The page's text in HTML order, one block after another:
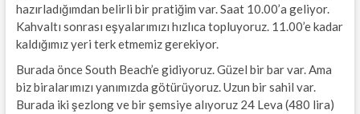
hazırladığımdan belirli bir pratiğim var. Saat 10.00’a geliyor.
Kahvaltı sonrası eşyalarımızı hızlıca topluyoruz. 11.00’e kadar
kaldığımız yeri terk etmemiz gerekiyor.
Burada önce South Beach’e gidiyoruz. Güzel bir bar var. Ama
biz biralarımızı yanımızda götürüyoruz. Uzun bir sahil var.
Burada iki şezlong ve bir şemsiye alıyoruz 24 Leva (480 lira)